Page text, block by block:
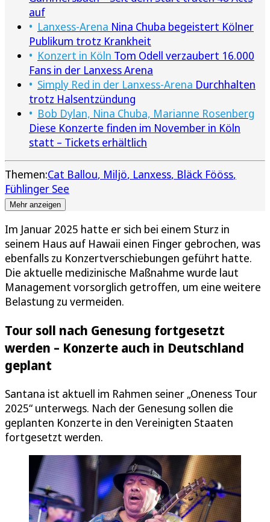
auf
Lanxess-Arena Nina Chuba begeistert Kölner
Publikum trotz Krankheit
Konzert in Köln Tom Odell verzaubert 16.000
Fans in der Lanxess Arena
Simply Red in der Lanxess-Arena Durchhalten
trotz Halsentzündung
Bob Dylan, Nina Chuba, Marianne Rosenberg
Diese Konzerte finden im November in Köln
statt – Tickets erhältlich
Themen:Cat Ballou Miljö Lanxess Bläck Fööss
Fühlinger See
Mehr anzeigen
Im Januar 2025 hatte er sich bei einem Sturz in
seinem Haus auf Hawaii einen Finger gebrochen, was
ebenfalls zu Konzertverschiebungen geführt hatte.
Die aktuelle medizinische Maßnahme wurde laut
Management vorsorglich getroffen, um eine weitere
Belastung zu vermeiden.
Tour soll nach Genesung fortgesetzt
werden – Konzerte auch in Deutschland
geplant
Santana ist aktuell im Rahmen seiner „Oneness Tour
2025“ unterwegs. Nach der Genesung sollen die
geplanten Konzerte in den Vereinigten Staaten
fortgesetzt werden.